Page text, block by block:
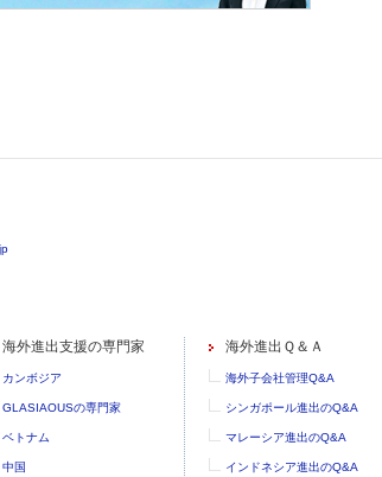
海外進出支援の専門家
カンボジア
GLASIAOUSの専門家
ベトナム
中国
海外進出Ｑ＆Ａ
海外子会社管理Q&A
シンガポール進出のQ&A
マレーシア進出のQ&A
インドネシア進出のQ&A